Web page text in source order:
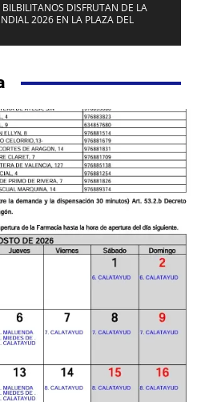
DISFRUTAN DE LA
2026 EN LA PLAZA DEL